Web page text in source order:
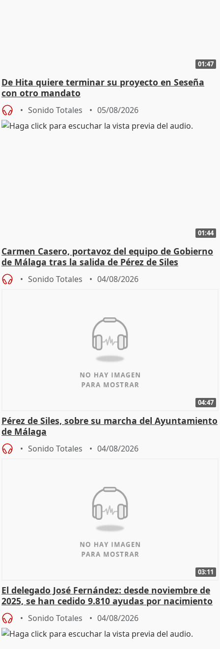
01:47
De Hita quiere terminar su proyecto en Seseña
con otro mandato
Sonido Totales 05/08/2026
01:44
Carmen Casero, portavoz del equipo de Gobierno
de Málaga tras la salida de Pérez de Siles
Sonido Totales 04/08/2026
04:47
Pérez de Siles, sobre su marcha del Ayuntamiento
de Málaga
Sonido Totales 04/08/2026
03:11
El delegado José Fernández: desde noviembre de
2025, se han cedido 9.810 ayudas por nacimiento
Sonido Totales 04/08/2026